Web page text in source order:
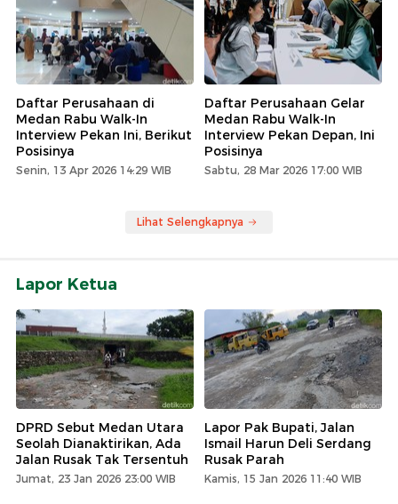
Daftar Perusahaan di
Medan Rabu Walk-In
Interview Pekan Ini, Berikut
Posisinya
Senin, 13 Apr 2026 14:29 WIB
Daftar Perusahaan Gelar
Medan Rabu Walk-In
Interview Pekan Depan, Ini
Posisinya
Sabtu, 28 Mar 2026 17:00 WIB
Lihat Selengkapnya
Lapor Ketua
DPRD Sebut Medan Utara
Seolah Dianaktirikan, Ada
Jalan Rusak Tak Tersentuh
Jumat, 23 Jan 2026 23:00 WIB
Lapor Pak Bupati, Jalan
Ismail Harun Deli Serdang
Rusak Parah
Kamis, 15 Jan 2026 11:40 WIB